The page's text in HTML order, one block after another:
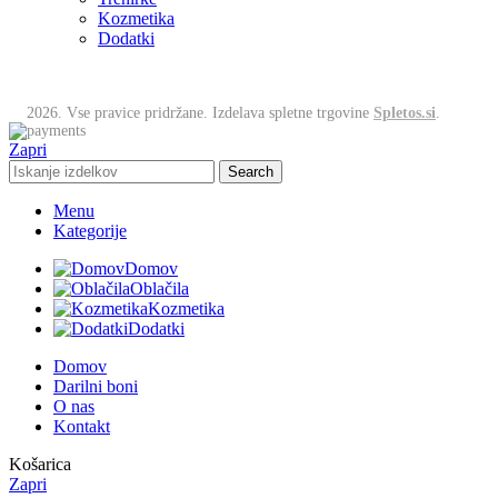
Kozmetika
Dodatki
2026. Vse pravice pridržane. Izdelava spletne trgovine Spletos.si.
Zapri
Search
Menu
Kategorije
Domov
Oblačila
Kozmetika
Dodatki
Domov
Darilni boni
O nas
Kontakt
Košarica
Zapri